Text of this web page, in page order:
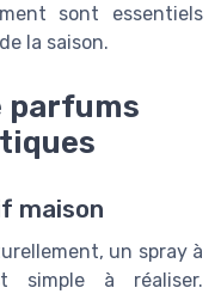
sont essentiels
la saison.
parfums
maison
un spray à
simple à réaliser.